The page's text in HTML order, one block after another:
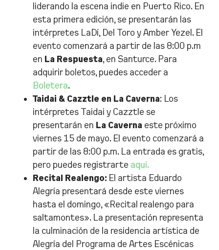
liderando la escena indie en Puerto Rico. En
esta primera edición, se presentarán las
intérpretes LaDí, Del Toro y Amber Yezel. El
evento comenzará a partir de las 8:00 p.m
en La Respuesta, en Santurce. Para
adquirir boletos, puedes acceder a
Boletera.
Taidai & Cazztle en La Caverna: Los
intérpretes Taidai y Cazztle se
presentarán en La Caverna este próximo
viernes 15 de mayo. El evento comenzará a
partir de las 8:00 p.m. La entrada es gratis,
pero puedes registrarte aquí.
Recital Realengo: El artista Eduardo
Alegría presentará desde este viernes
hasta el domingo, «Recital realengo para
saltamontes». La presentación representa
la culminación de la residencia artística de
Alegría del Programa de Artes Escénicas